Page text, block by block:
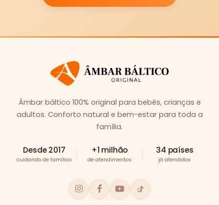
Âmbar báltico 100% original para bebês, crianças e
adultos. Conforto natural e bem-estar para toda a
família.
Desde 2017
cuidando de famílias
+1 milhão
de atendimentos
34 países
já atendidos